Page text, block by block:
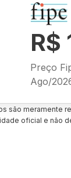
R$
Preço
Ago/
são meramente
oficial e não